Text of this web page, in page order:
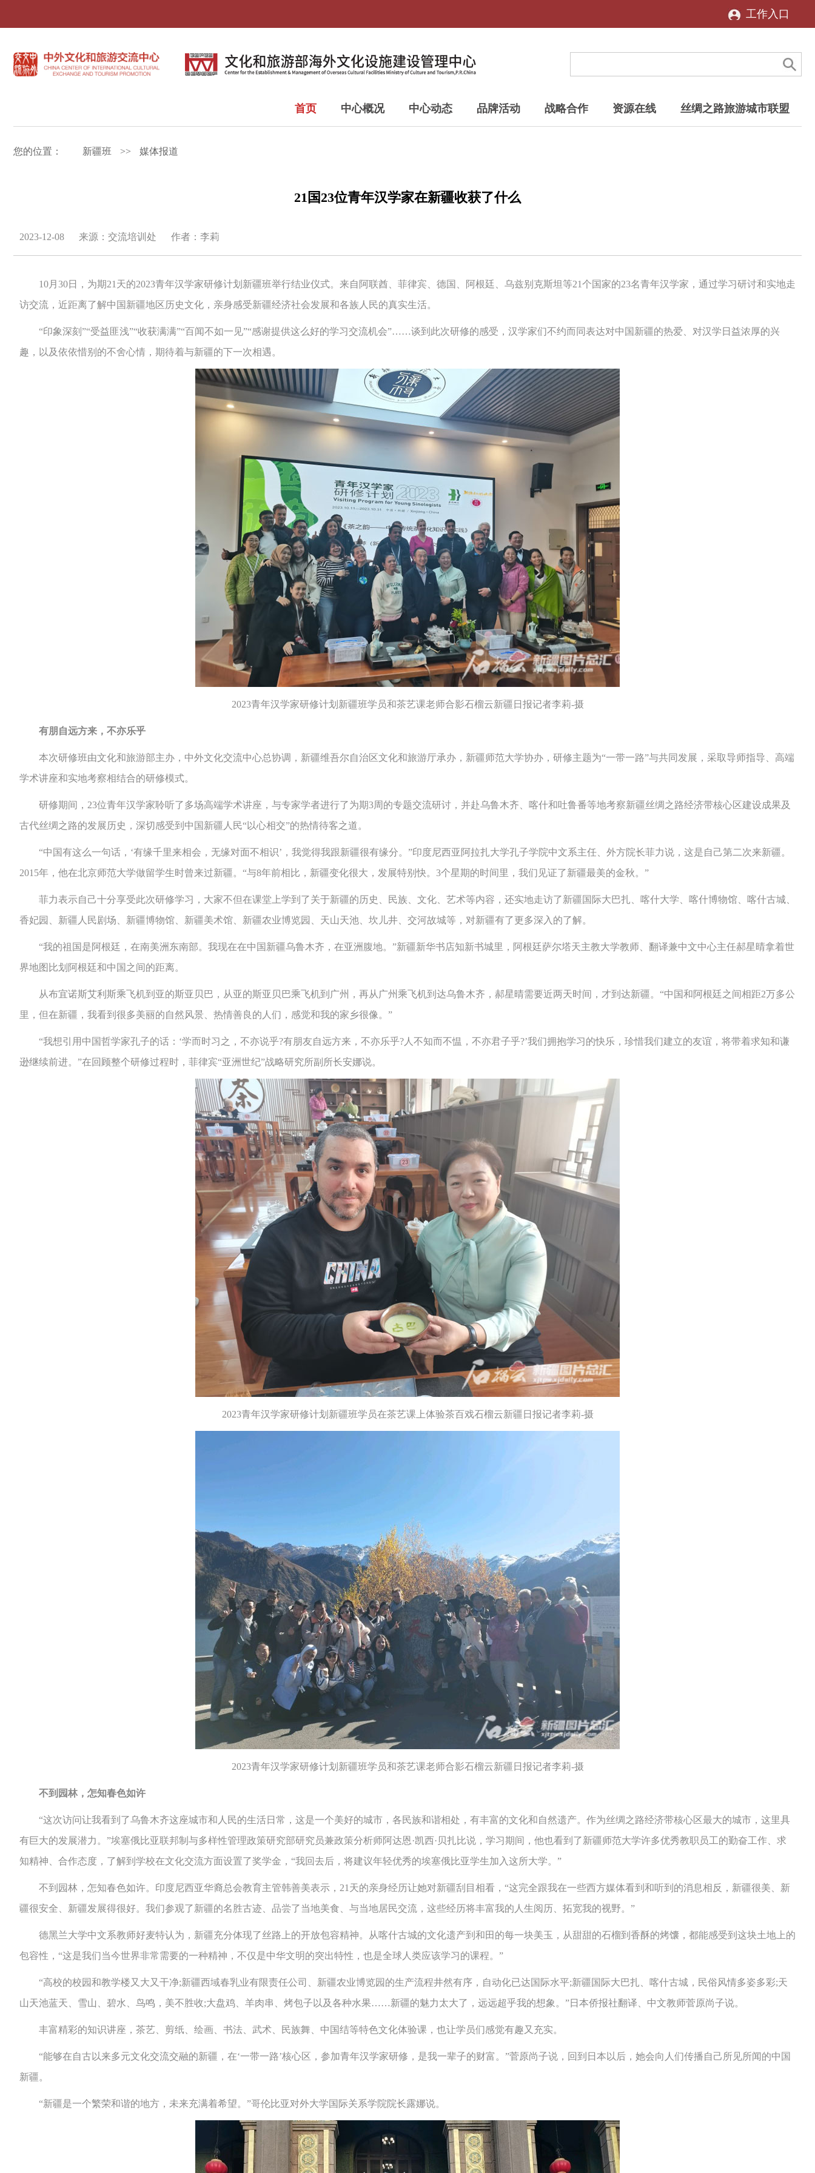
工作入口
丝绸之路旅游城市联盟
资源在线
战略合作
品牌活动
中心动态
中心概况
首页
您的位置： 新疆班 >> 媒体报道
21国23位青年汉学家在新疆收获了什么
2023-12-08 来源：交流培训处 作者：李莉
10月30日，为期21天的2023青年汉学家研修计划新疆班举行结业仪式。来自阿联酋、菲律宾、德国、阿根廷、乌兹别克斯坦等21个国家的23名青年汉学家，通过学习研讨和实地走
访交流，近距离了解中国新疆地区历史文化，亲身感受新疆经济社会发展和各族人民的真实生活。
“印象深刻”“受益匪浅”“收获满满”“百闻不如一见”“感谢提供这么好的学习交流机会”……谈到此次研修的感受，汉学家们不约而同表达对中国新疆的热爱、对汉学日益浓厚的兴
趣，以及依依惜别的不舍心情，期待着与新疆的下一次相遇。
2023青年汉学家研修计划新疆班学员和茶艺课老师合影石榴云新疆日报记者李莉-摄
有朋自远方来，不亦乐乎
本次研修班由文化和旅游部主办，中外文化交流中心总协调，新疆维吾尔自治区文化和旅游厅承办，新疆师范大学协办，研修主题为“一带一路”与共同发展，采取导师指导、高端
学术讲座和实地考察相结合的研修模式。
研修期间，23位青年汉学家聆听了多场高端学术讲座，与专家学者进行了为期3周的专题交流研讨，并赴乌鲁木齐、喀什和吐鲁番等地考察新疆丝绸之路经济带核心区建设成果及
古代丝绸之路的发展历史，深切感受到中国新疆人民“以心相交”的热情待客之道。
“中国有这么一句话，‘有缘千里来相会，无缘对面不相识’，我觉得我跟新疆很有缘分。”印度尼西亚阿拉扎大学孔子学院中文系主任、外方院长菲力说，这是自己第二次来新疆。
2015年，他在北京师范大学做留学生时曾来过新疆。“与8年前相比，新疆变化很大，发展特别快。3个星期的时间里，我们见证了新疆最美的金秋。”
菲力表示自己十分享受此次研修学习，大家不但在课堂上学到了关于新疆的历史、民族、文化、艺术等内容，还实地走访了新疆国际大巴扎、喀什大学、喀什博物馆、喀什古城、
香妃园、新疆人民剧场、新疆博物馆、新疆美术馆、新疆农业博览园、天山天池、坎儿井、交河故城等，对新疆有了更多深入的了解。
“我的祖国是阿根廷，在南美洲东南部。我现在在中国新疆乌鲁木齐，在亚洲腹地。”新疆新华书店知新书城里，阿根廷萨尔塔天主教大学教师、翻译兼中文中心主任郝星晴拿着世
界地图比划阿根廷和中国之间的距离。
从布宜诺斯艾利斯乘飞机到亚的斯亚贝巴，从亚的斯亚贝巴乘飞机到广州，再从广州乘飞机到达乌鲁木齐，郝星晴需要近两天时间，才到达新疆。“中国和阿根廷之间相距2万多公
里，但在新疆，我看到很多美丽的自然风景、热情善良的人们，感觉和我的家乡很像。”
“我想引用中国哲学家孔子的话：‘学而时习之，不亦说乎?有朋友自远方来，不亦乐乎?人不知而不愠，不亦君子乎?’我们拥抱学习的快乐，珍惜我们建立的友谊，将带着求知和谦
逊继续前进。”在回顾整个研修过程时，菲律宾“亚洲世纪”战略研究所副所长安娜说。
2023青年汉学家研修计划新疆班学员在茶艺课上体验茶百戏石榴云新疆日报记者李莉-摄
2023青年汉学家研修计划新疆班学员和茶艺课老师合影石榴云新疆日报记者李莉-摄
不到园林，怎知春色如许
“这次访问让我看到了乌鲁木齐这座城市和人民的生活日常，这是一个美好的城市，各民族和谐相处，有丰富的文化和自然遗产。作为丝绸之路经济带核心区最大的城市，这里具
有巨大的发展潜力。”埃塞俄比亚联邦制与多样性管理政策研究部研究员兼政策分析师阿达恩·凯西·贝扎比说，学习期间，他也看到了新疆师范大学许多优秀教职员工的勤奋工作、求
知精神、合作态度，了解到学校在文化交流方面设置了奖学金，“我回去后，将建议年轻优秀的埃塞俄比亚学生加入这所大学。”
不到园林，怎知春色如许。印度尼西亚华裔总会教育主管韩善美表示，21天的亲身经历让她对新疆刮目相看，“这完全跟我在一些西方媒体看到和听到的消息相反，新疆很美、新
疆很安全、新疆发展得很好。我们参观了新疆的名胜古迹、品尝了当地美食、与当地居民交流，这些经历将丰富我的人生阅历、拓宽我的视野。”
德黑兰大学中文系教师好麦特认为，新疆充分体现了丝路上的开放包容精神。从喀什古城的文化遗产到和田的每一块美玉，从甜甜的石榴到香酥的烤馕，都能感受到这块土地上的
包容性，“这是我们当今世界非常需要的一种精神，不仅是中华文明的突出特性，也是全球人类应该学习的课程。”
“高校的校园和教学楼又大又干净;新疆西域春乳业有限责任公司、新疆农业博览园的生产流程井然有序，自动化已达国际水平;新疆国际大巴扎、喀什古城，民俗风情多姿多彩;天
山天池蓝天、雪山、碧水、鸟鸣，美不胜收;大盘鸡、羊肉串、烤包子以及各种水果……新疆的魅力太大了，远远超乎我的想象。”日本侨报社翻译、中文教师菅原尚子说。
丰富精彩的知识讲座，茶艺、剪纸、绘画、书法、武术、民族舞、中国结等特色文化体验课，也让学员们感觉有趣又充实。
“能够在自古以来多元文化交流交融的新疆，在‘一带一路’核心区，参加青年汉学家研修，是我一辈子的财富。”菅原尚子说，回到日本以后，她会向人们传播自己所见所闻的中国
新疆。
“新疆是一个繁荣和谐的地方，未来充满着希望。”哥伦比亚对外大学国际关系学院院长露娜说。